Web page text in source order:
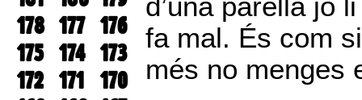
178 177 176
175 174 173
172 171 170
d’una parella jo
fa mal. És com
més no menges